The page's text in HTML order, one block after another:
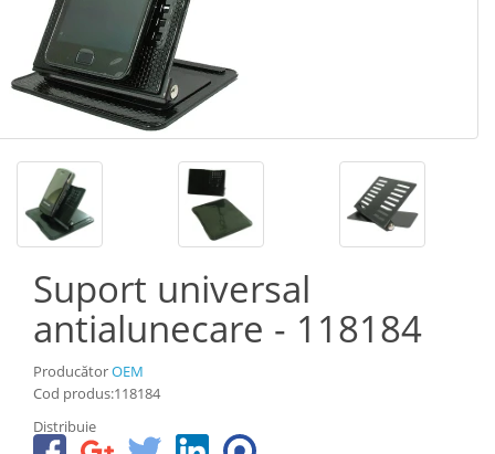
Suport universal
antialunecare - 118184
ProducătorOEM
Cod produs:118184
Distribuie